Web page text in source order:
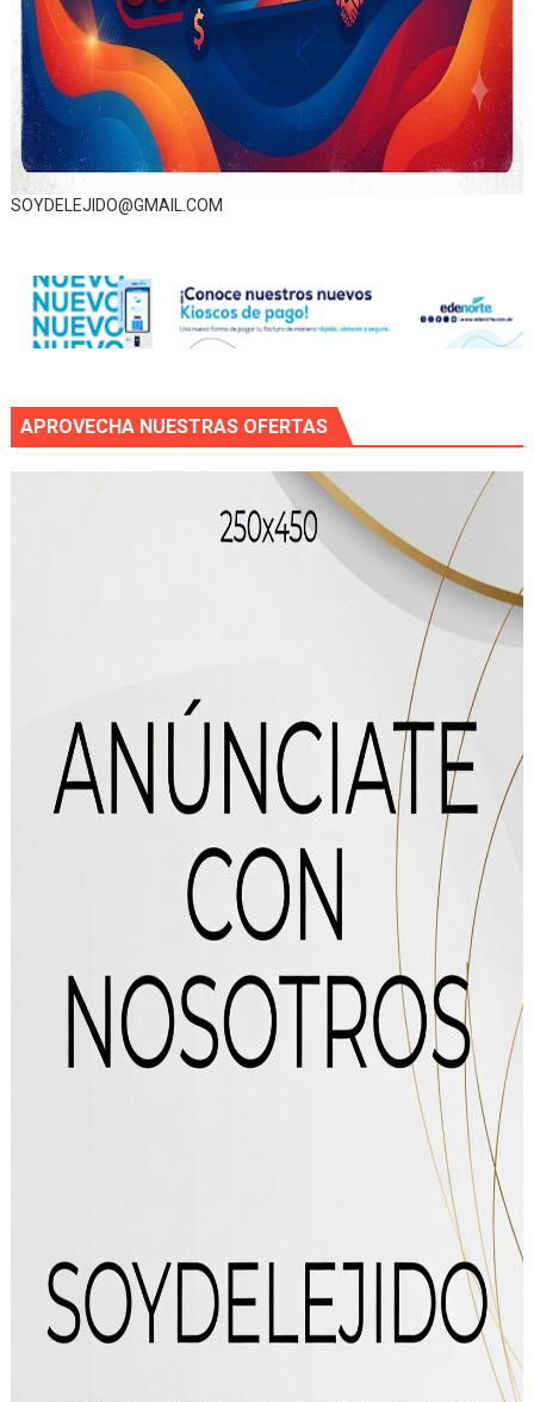
SOYDELEJIDO@GMAIL.COM
APROVECHA NUESTRAS OFERTAS